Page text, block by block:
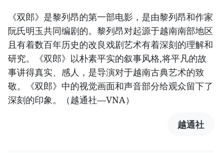
《双郎》是黎列昂的第一部电影，是由黎列昂和作家
阮氏明玉共同编剧的。黎列昂对起源于越南南部地区
且有着数百年历史的改良戏剧艺术有着深刻的理解和
研究。《双郎》以朴素平实的叙事风格,将平凡的故
事讲得真实、感人，是导演对于越南古典艺术的致
敬。《双郎》中的视觉画面和声音部分给观众留下了
深刻的印象。（越通社—VNA）
越通社